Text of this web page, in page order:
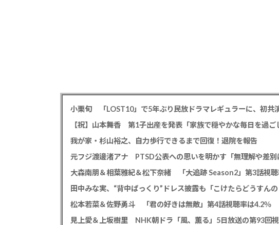
小栗旬 「LOST10」で5年ぶり民放ドラマレギュラーに、初共
【祝】山本舞香 第1子出産を発表「家族で穏やかな毎日を過
我が家・杉山裕之、自力歩行できるまで回復！退院を報告
大森南朋＆相葉雅紀＆松下奈緒 「大追跡 Season2」第3話視
田中みな実、“背中ぱっくり”ドレス披露も「こけたらどうすん
松本若菜＆佐野勇斗 「君の好きは無敵」第4話視聴率は4.2％
見上愛＆上坂樹里 NHK朝ドラ「風、薫る」5日放送の第93回